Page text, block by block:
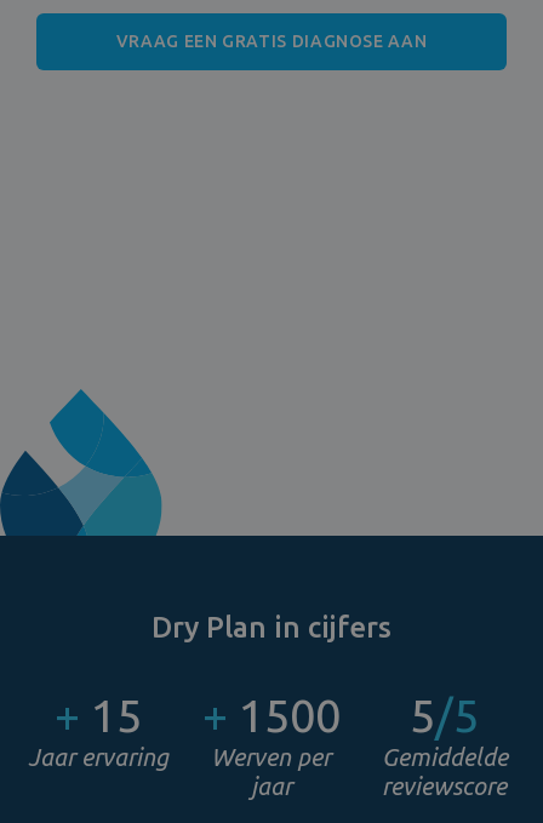
VRAAG EEN GRATIS DIAGNOSE AAN
Dry Plan in cijfers
+ 15
Jaar ervaring
+ 1500
Werven per
jaar
5/5
Gemiddelde
reviewscore